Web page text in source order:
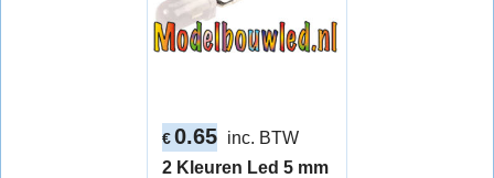
€ 0.65
inc. BTW
2 Kleuren Led 5 mm